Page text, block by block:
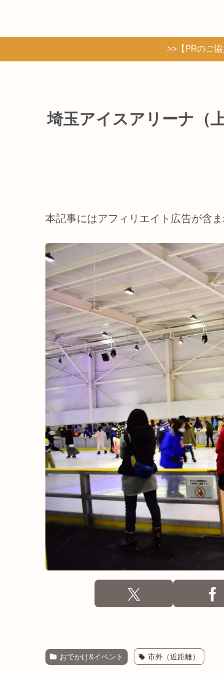
>>【PRのご
埼玉アイスアリーナ（
本記事にはアフィリエイト広告が含
おでかけ&イベント 市外（近距離）